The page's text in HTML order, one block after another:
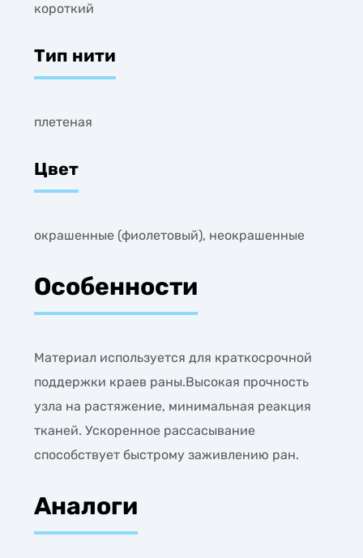
короткий
Тип нити
плетеная
Цвет
окрашенные (фиолетовый), неокрашенные
Особенности
Материал используется для краткосрочной
поддержки краев раны.Высокая прочность
узла на растяжение, минимальная реакция
тканей. Ускоренное рассасывание
способствует быстрому заживлению ран.
Аналоги